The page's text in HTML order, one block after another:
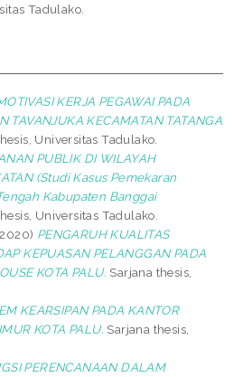
Tadulako.
KERJA PEGAWAI PADA
TAVANJUKA KECAMATAN TATANGA
Universitas Tadulako.
PUBLIK DI WILAYAH
(Studi Kasus Pemekaran
Kabupaten Banggai
Universitas Tadulako.
PENGARUH KUALITAS
KEPUASAN PELANGGAN PADA
KOTA PALU. Sarjana thesis,
KEARSIPAN PADA KANTOR
KOTA PALU. Sarjana thesis,
PERENCANAAN DALAM